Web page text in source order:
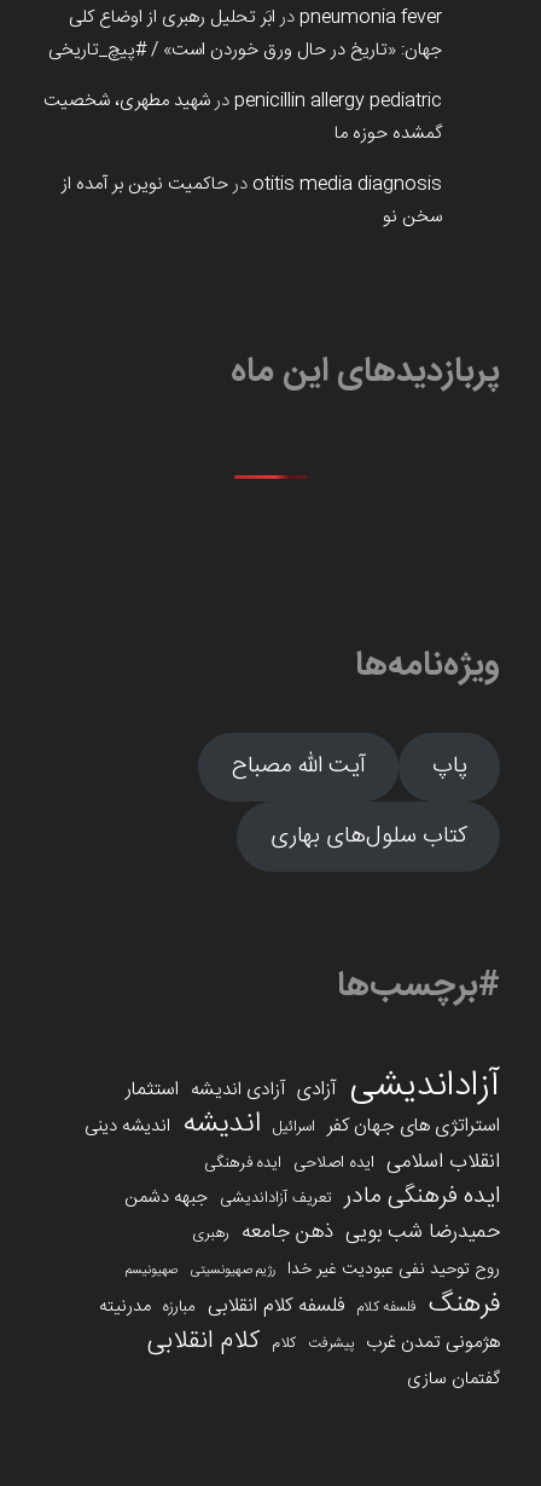
pneumonia feverدر ابَر تحلیل رهبری از اوضاع کلی
جهان: «تاریخ در حال ورق خوردن است» / #پیچ_تاریخی
penicillin allergy pediatricدرشهید مطهری، شخصیت
گمشده حوزه ما
otitis media diagnosisدرحاکمیت نوین بر آمده از
سخن نو
پربازدیدهای این ماه
ویژه‌نامه‌ها
پاپ
آیت الله مصباح
کتاب سلول‌های بهاری
#برچسب‌ها
آزاداندیشی آزادی آزادی اندیشه استثمار
استراتژی های جهان کفر اسرائیل اندیشه اندیشه دینی
انقلاب اسلامی ایده اصلاحی ایده فرهنگی
ایده فرهنگی مادر تعریف آزاداندیشی جبهه دشمن
حمیدرضا شب بویی ذهن جامعه رهبری
روح توحید نفی عبودیت غیر خدا رژیم صهیونسیتی صهیونیسم
فرهنگ فلسفه کلام فلسفه کلام انقلابی مبارزه مدرنیته
هژمونی تمدن غرب پیشرفت کلام کلام انقلابی
گفتمان سازی